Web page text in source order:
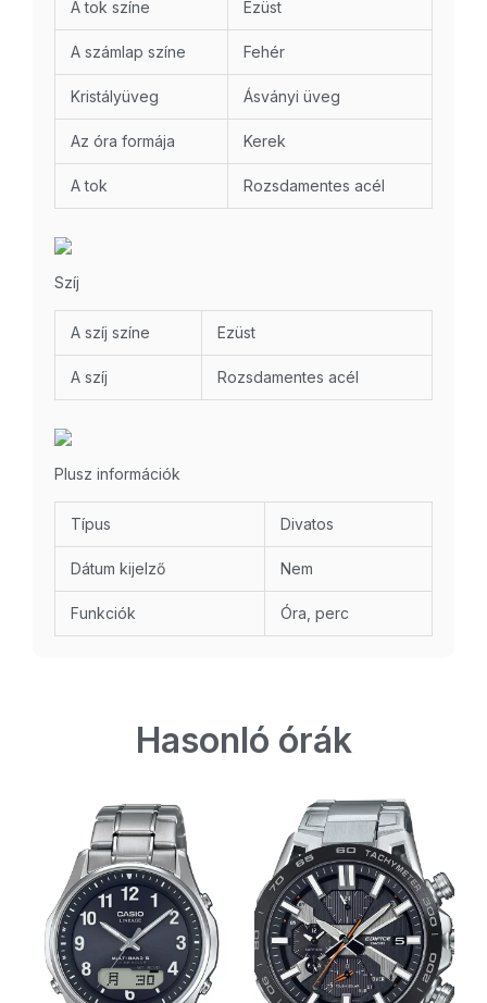
A tok színe Ezüst
A számlap színe Fehér
Kristályüveg Ásványi üveg
Az óra formája Kerek
A tok Rozsdamentes acél
Szíj
A szíj színe Ezüst
A szíj Rozsdamentes acél
Plusz információk
Típus Divatos
Dátum kijelző Nem
Funkciók Óra, perc
Hasonló órák